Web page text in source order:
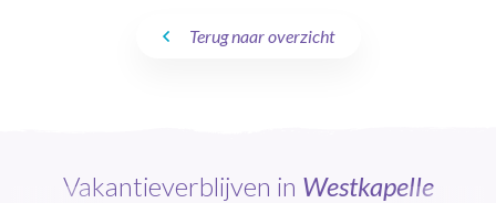
Terug naar overzicht
Vakantieverblijven in Westkapelle